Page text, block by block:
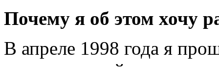
Почему я об этом хочу
В апреле 1998 года я